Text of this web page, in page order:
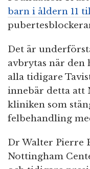
barn i åldern 11
Det är
avbrytas när den
alla tidigare
innebär detta att
kliniken som
felbehandling
Dr Walter Pierre
Nottingham